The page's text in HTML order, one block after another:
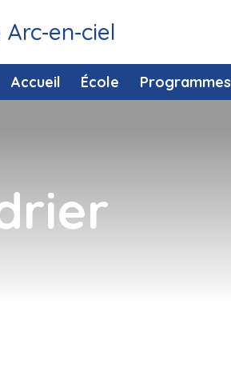
Accueil École Programmes